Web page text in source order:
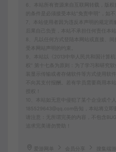
6、本站所有资源来自互联网转载，版权
的条件是必须接受本站“免责申明”，如
7、本站使用者因为违反本声明的规定而
后果自己负责，本站不承担任何责任本
8、凡以任何方式登陆本网站或直接、间
受本网站声明的约束。
9、本站以《2013中华人民共和国计算
权” 第十七条为原则：为了学习和研究
装显示传输或者存储软件等方式使用软
不向其支付报酬。若有学员需要商用本
10、本站如无意中侵犯了某个企业或个
185529643@qq.com告知，本站将立即
请注意：无所谓完美的内容，不包含
追求完美请勿赞助！
爱游网单 搜集端